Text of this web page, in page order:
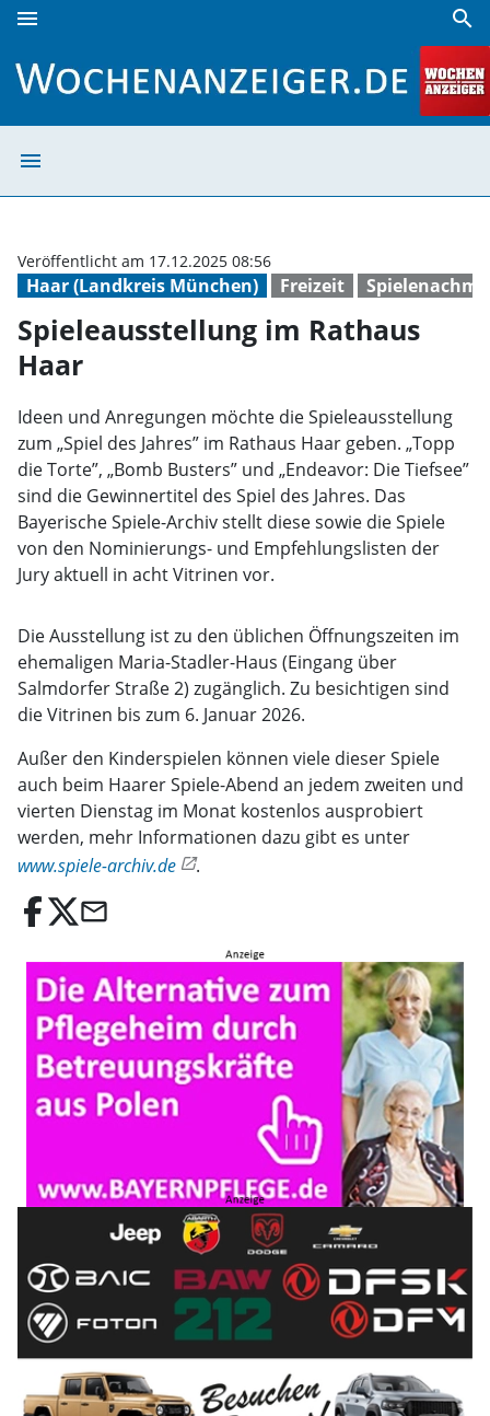
menu search
menu
Haar (Landkreis München) Freizeit
Veröffentlicht am 17.12.2025 08:56
Spieleausstellung im Rathaus
Haar
Ideen und Anregungen möchte die Spieleausstellung
zum „Spiel des Jahres” im Rathaus Haar geben. „Topp
die Torte”, „Bomb Busters” und „Endeavor: Die Tiefsee”
sind die Gewinnertitel des Spiel des Jahres. Das
Bayerische Spiele-Archiv stellt diese sowie die Spiele
von den Nominierungs- und Empfehlungslisten der
Jury aktuell in acht Vitrinen vor.
Die Ausstellung ist zu den üblichen Öffnungszeiten im
ehemaligen Maria-Stadler-Haus (Eingang über
Salmdorfer Straße 2) zugänglich. Zu besichtigen sind
die Vitrinen bis zum 6. Januar 2026.
Außer den Kinderspielen können viele dieser Spiele
auch beim Haarer Spiele-Abend an jedem zweiten und
vierten Dienstag im Monat kostenlos ausprobiert
werden, mehr Informationen dazu gibt es unter
www.spiele-archiv.de
.
email